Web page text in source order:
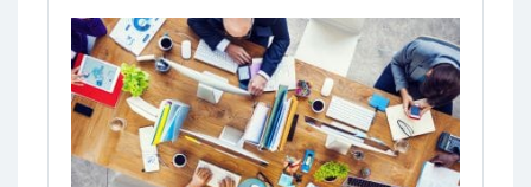
измерения рекламы на мобильных
устройствах. На прошлой неделе они
анонсировали запуск бета-версии этой
системы — Ads Data Hub.